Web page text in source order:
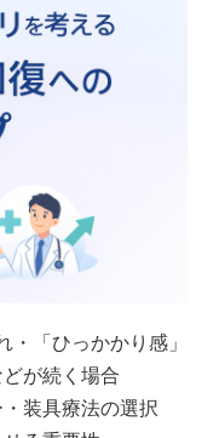
「ひっかかり感」
が続く場合
装具療法の選択